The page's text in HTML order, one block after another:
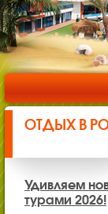
ОТДЫХ В
Удивляем
турами 2026!